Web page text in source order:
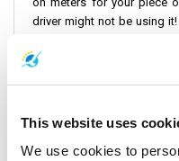
This website uses
We use cookies to
driver might not be using
find them less expensive.
places on the map. Make
motorcycle, please be